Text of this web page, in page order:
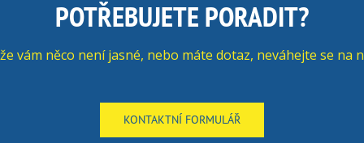
POTŘEBUJETE PORADIT?
vám něco není jasné, nebo máte dotaz, neváhejte se na
KONTAKTNÍ FORMULÁŘ